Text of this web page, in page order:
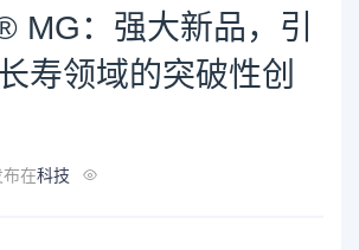
MG：强大新品，引
寿领域的突破性创
布在科技